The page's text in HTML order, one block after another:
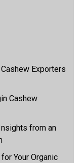
Exporters
Cashew
from an
Your Organic